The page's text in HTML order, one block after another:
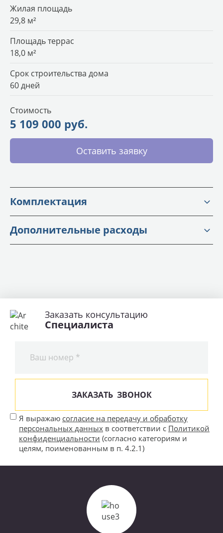
Жилая площадь
29,8 м²
Площадь террас
18,0 м²
Срок строительства дома
60 дней
Стоимость
5 109 000 руб.
Оставить заявку
Комплектация
Дополнительные расходы
Заказать консультацию
Специалиста
ЗАКАЗАТЬ ЗВОНОК
Я выражаю согласие на передачу и обработку
персональных данных в соответствии с Политикой
конфиденциальности (согласно категориям и
целям, поименованным в п. 4.2.1)